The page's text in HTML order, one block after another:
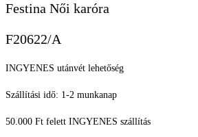
Festina Női karóra
F20622/A
INGYENES utánvét lehetőség
Szállítási idő: 1-2 munkanap
50.000 Ft felett INGYENES szállítás